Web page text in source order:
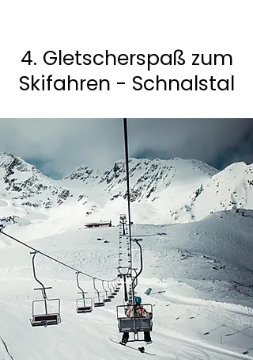
4. Gletscherspaß zum
Skifahren - Schnalstal